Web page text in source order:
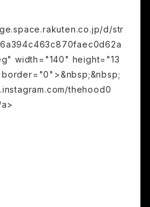
d/str
width="140" height="13
thehood0